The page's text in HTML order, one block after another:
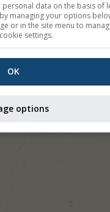
data on the basis of
managing your options
or in the site menu to
settings.
OK
options